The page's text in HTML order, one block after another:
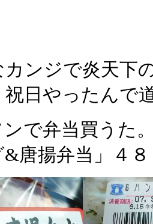
ンジで炎天下
日やったんで
で弁当買うた
&唐揚弁当」４